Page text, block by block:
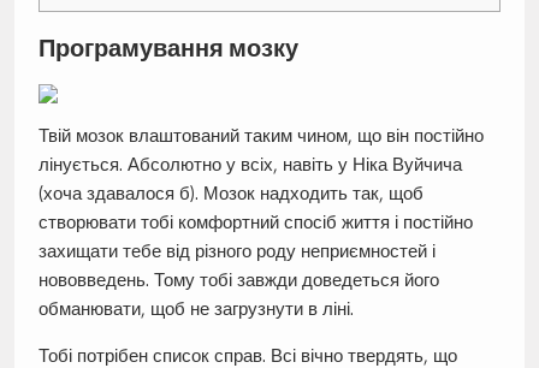
Програмування мозку
Твій мозок влаштований таким чином, що він постійно
лінується. Абсолютно у всіх, навіть у Ніка Вуйчича
(хоча здавалося б). Мозок надходить так, щоб
створювати тобі комфортний спосіб життя і постійно
захищати тебе від різного роду неприємностей і
нововведень. Тому тобі завжди доведеться його
обманювати, щоб не загрузнути в ліні.
Тобі потрібен список справ. Всі вічно твердять, що